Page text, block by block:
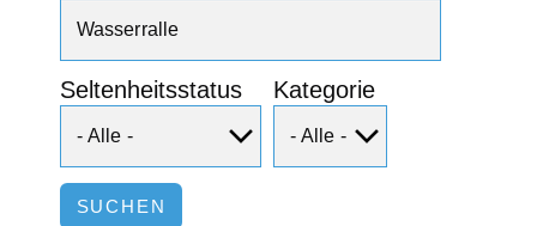
Seltenheitsstatus Kategorie